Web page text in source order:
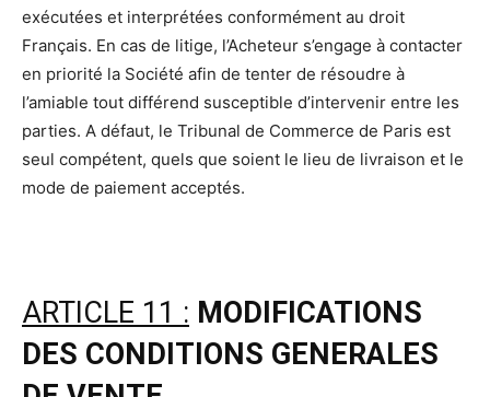
exécutées et interprétées conformément au droit
Français. En cas de litige, l’Acheteur s’engage à contacter
en priorité la Société afin de tenter de résoudre à
l’amiable tout différend susceptible d’intervenir entre les
parties. A défaut, le Tribunal de Commerce de Paris est
seul compétent, quels que soient le lieu de livraison et le
mode de paiement acceptés.
ARTICLE 11 : MODIFICATIONS
DES CONDITIONS GENERALES